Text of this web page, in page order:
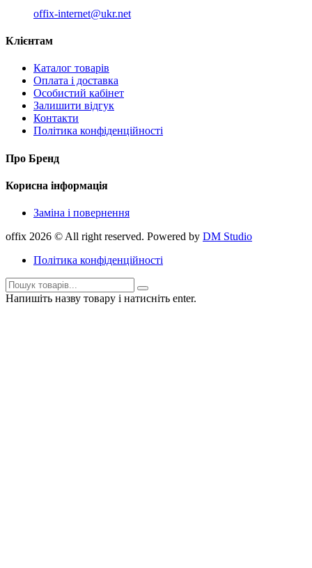
offix-internet@ukr.net
Клієнтам
Каталог товарів
Оплата і доставка
Особистий кабінет
Залишити відгук
Контакти
Політика конфіденційності
Про Бренд
Корисна інформація
Заміна і повернення
offix 2026 © All right reserved. Powered by DM Studio
Політика конфіденційності
Напишіть назву товару і натисніть enter.